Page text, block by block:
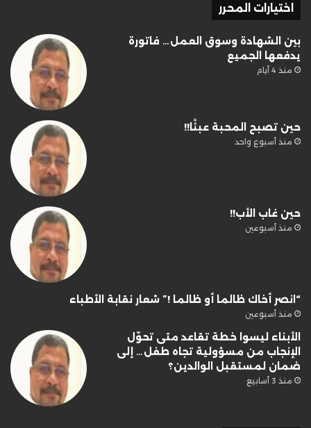
اختيارات المحرر
بين الشهادة وسوق العمل… فاتورة
يدفعها الجميع
منذ 4 أيام
حين تصبح المحبة عبئًا!!
منذ أسبوع واحد
حين غاب الأب!!
منذ أسبوعين
“انصر أخاك ظالما أو ظالما !” شعار نقابة الأطباء
منذ أسبوعين
الأبناء ليسوا خطة تقاعد متى تحوّل
الإنجاب من مسؤولية تجاه طفل… إلى
ضمان لمستقبل الوالدين؟
منذ 3 أسابيع